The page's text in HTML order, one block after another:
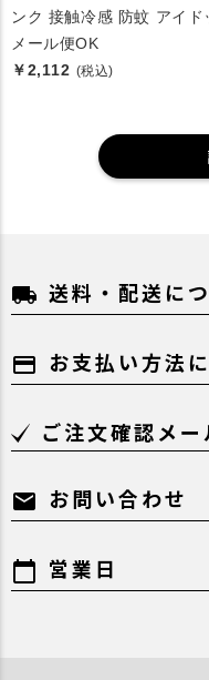
ンク 接触冷感 防蚊 アイド
メール便OK
￥2,112 (税込)
local_shipping 送料・配送に
payment お支払い方法
ご注文確認メー
mail お問い合わせ
calendar_today 営業日